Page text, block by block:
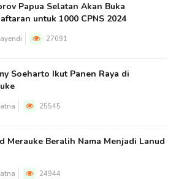
Papua Selatan Akan Buka
untuk 1000 CPNS 2024
27091
Soeharto Ikut Panen Raya di
25545
Merauke Beralih Nama Menjadi Lanud
24944